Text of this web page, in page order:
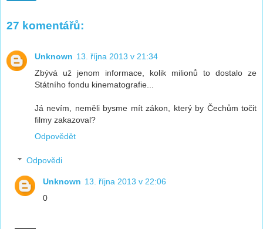
27 komentářů:
Unknown 13. října 2013 v 21:34
Zbývá už jenom informace, kolik milionů to dostalo ze
Státního fondu kinematografie...
Já nevím, neměli bysme mít zákon, který by Čechům točit
filmy zakazoval?
Odpovědět
Odpovědi
Unknown 13. října 2013 v 22:06
0